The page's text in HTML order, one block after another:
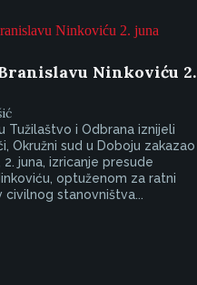
Ninkoviću 2.
Tužilaštvo i Odbrana iznijeli
Okružni sud u Doboju zakazao
juna, izricanje presude
optuženom za ratni
stanovništva...